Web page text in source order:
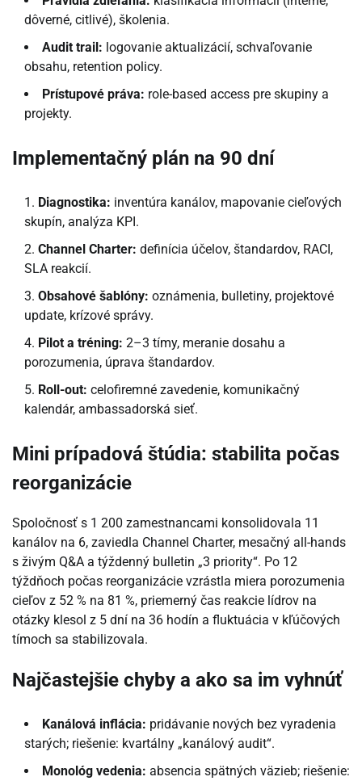
dôverné, citlivé), školenia.
Audit trail: logovanie aktualizácií, schvaľovanie
obsahu, retention policy.
Prístupové práva: role-based access pre skupiny a
projekty.
Implementačný plán na 90 dní
Diagnostika: inventúra kanálov, mapovanie cieľových
skupín, analýza KPI.
Channel Charter: definícia účelov, štandardov, RACI,
SLA reakcií.
Obsahové šablóny: oznámenia, bulletiny, projektové
update, krízové správy.
Pilot a tréning: 2–3 tímy, meranie dosahu a
porozumenia, úprava štandardov.
Roll-out: celofiremné zavedenie, komunikačný
kalendár, ambassadorská sieť.
Mini prípadová štúdia: stabilita počas
reorganizácie
Spoločnosť s 1 200 zamestnancami konsolidovala 11
kanálov na 6, zaviedla Channel Charter, mesačný all-hands
s živým Q&A a týždenný bulletin „3 priority“. Po 12
týždňoch počas reorganizácie vzrástla miera porozumenia
cieľov z 52 % na 81 %, priemerný čas reakcie lídrov na
otázky klesol z 5 dní na 36 hodín a fluktuácia v kľúčových
tímoch sa stabilizovala.
Najčastejšie chyby a ako sa im vyhnúť
Kanálová inflácia: pridávanie nových bez vyradenia
starých; riešenie: kvartálny „kanálový audit“.
Monológ vedenia: absencia spätných väzieb; riešenie: